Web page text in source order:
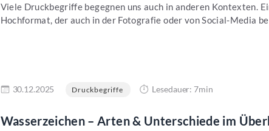
Viele Druckbegriffe begegnen uns auch in anderen Kontexten.
Hochformat, der auch in der Fotografie oder von Social-Media
30.12.2025 Druckbegriffe Lesedauer: 7min
Wasserzeichen – Arten & Unterschiede im